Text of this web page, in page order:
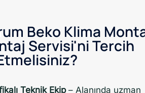
Beko Klima
Servisi'ni Tercih
Teknik Ekip– Alanında uzman